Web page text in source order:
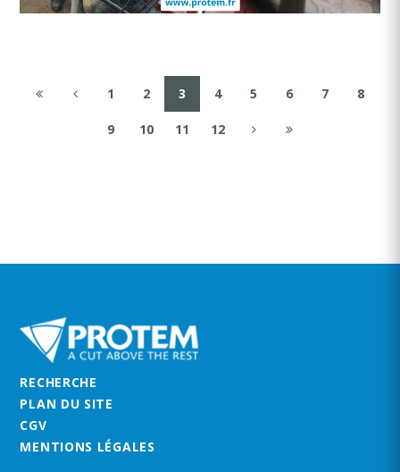
1 2 3 4 5 6 7 8
9 10 11 12
RECHERCHE
PLAN DU SITE
CGV
MENTIONS LÉGALES